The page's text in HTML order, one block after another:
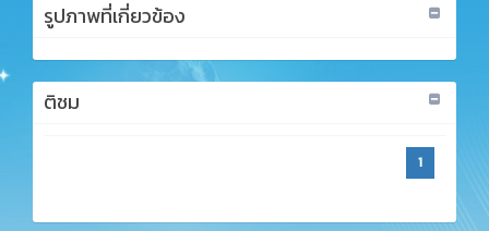
รูปภาพที่เกี่ยวข้อง
ติชม
1